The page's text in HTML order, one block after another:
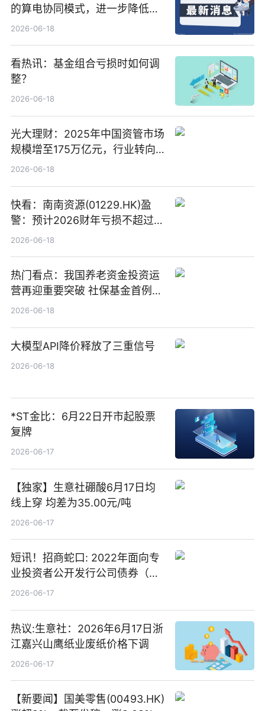
的算电协同模式，进一步降低网
络传输时延_最资讯
2026-06-18
看热讯：基金组合亏损时如何调
整？
2026-06-18
光大理财：2025年中国资管市场
规模增至175万亿元，行业转向
“量质并重”
2026-06-18
快看：南南资源(01229.HK)盈
警：预计2026财年亏损不超过
1000万港元
2026-06-18
热门看点：我国养老资金投资运
营再迎重要突破 社保基金首例期
货账户完成开立
2026-06-18
大模型API降价释放了三重信号
2026-06-18
*ST金比：6月22日开市起股票
复牌
2026-06-17
【独家】生意社硼酸6月17日均
线上穿 均差为35.00元/吨
2026-06-17
短讯！招商蛇口: 2022年面向专
业投资者公开发行公司债券（第
二期）（品种二）2026年付息公
2026-06-17
热议:生意社：2026年6月17日浙
江嘉兴山鹰纸业废纸价格下调
2026-06-17
【新要闻】国美零售(00493.HK)